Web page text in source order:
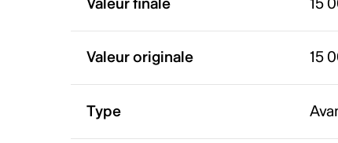
Valeur originale 15
Type